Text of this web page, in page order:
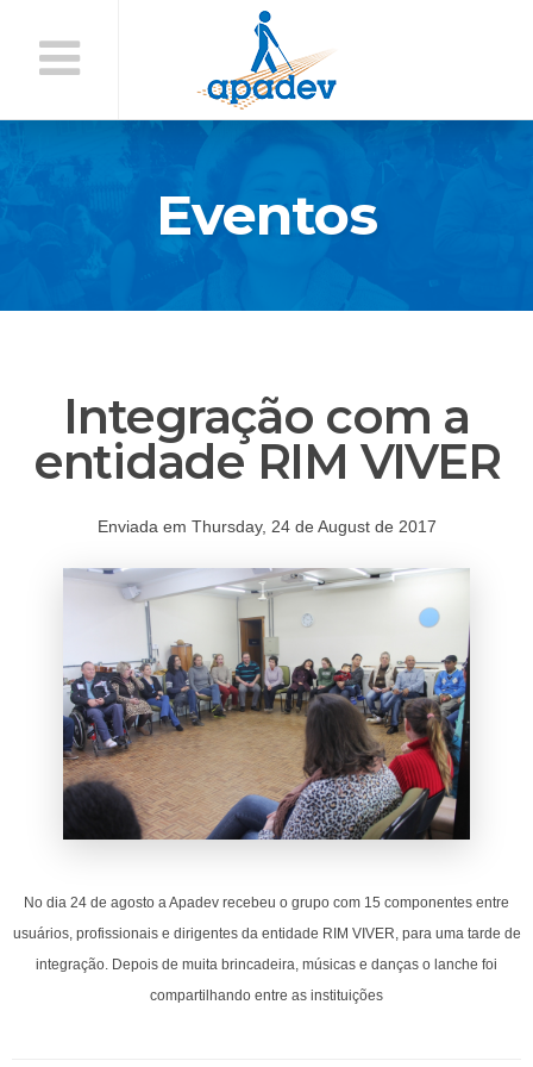
Conteúdo
Eventos
Integração com a
entidade RIM VIVER
Enviada em Thursday, 24 de August de 2017
No dia 24 de agosto a Apadev recebeu o grupo com 15 componentes entre
usuários, profissionais e dirigentes da entidade RIM VIVER, para uma tarde de
integração. Depois de muita brincadeira, músicas e danças o lanche foi
compartilhando entre as instituições